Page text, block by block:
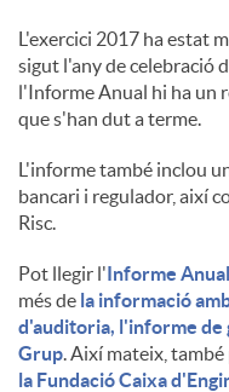
t
s
L'exercici 2017 ha estat
sigut l'any de celebració
l'Informe Anual hi ha un
que s'han dut a terme.
L'informe també inclou
bancari i regulador, així
Risc.
Pot llegir l'Informe
més de la informació
d'auditoria, l'informe de
Grup . Així mateix,
la Fundació Caixa